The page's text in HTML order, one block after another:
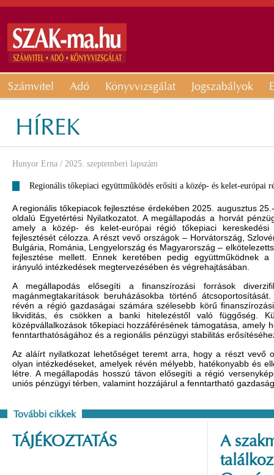
Számvitel Adó Könyvvizsgálat Jogszabályok
HÍREK
Hunyor Erna / 2025. szeptemberi lapszám
Regionális tőkepiaci együttműködés erősíti a közép- és kelet-európai
A regionális tőkepiacok fejlesztése érdekében 2025. augusztus
oldalú Egyetértési Nyilatkozatot. A megállapodás a horvát
amely a közép- és kelet-európai régió tőkepiaci kereskedési
fejlesztését célozza. A részt vevő országok – Horvátország,
Bulgária, Románia, Lengyelország és Magyarország –
fejlesztése mellett. Ennek keretében pedig együttműködnek a
irányuló intézkedések megtervezésében és végrehajtásában.
A megállapodás elősegíti a finanszírozási források
magánmegtakarítások beruházásokba történő
révén a régió gazdaságai számára szélesebb körű
likviditás, és csökken a banki hitelezéstől való függőség.
középvállalkozások tőkepiaci hozzáférésének támogatása, amely
fenntarthatóságához és a regionális pénzügyi stabilitás
Az aláírt nyilatkozat lehetőséget teremt arra, hogy a részt vevő
olyan intézkedéseket, amelyek révén mélyebb, hatékonyabb és
létre. A megállapodás hosszú távon elősegíti a régió
uniós pénzügyi térben, valamint hozzájárul a fenntartható
További cikkek
TÁJÉKOZTATÁS
A